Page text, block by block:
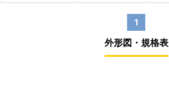
1
外形図・規格表